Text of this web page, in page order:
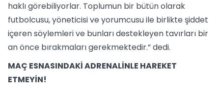
haklı görebiliyorlar. Toplumun bir bütün olarak
futbolcusu, yöneticisi ve yorumcusu ile birlikte şiddet
içeren söylemleri ve bunları destekleyen tavırları bir
an önce bırakmaları gerekmektedir.” dedi.
MAÇ ESNASINDAKİ ADRENALİNLE HAREKET
ETMEYİN!